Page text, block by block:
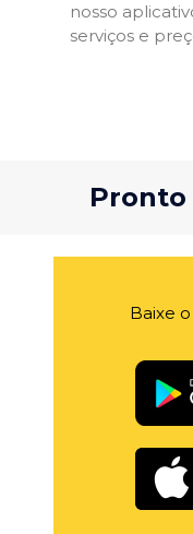
nosso
serviços e
Pronto
Baixe o